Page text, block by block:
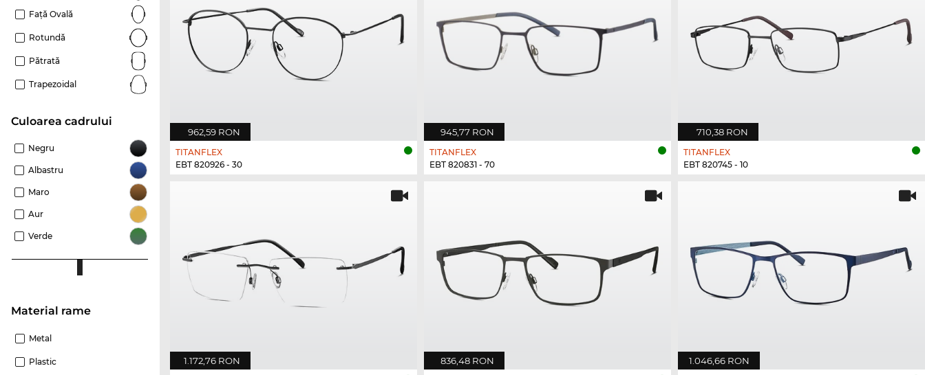
Față Ovală
Rotundă
Pătrată
Trapezoidal
Culoarea cadrului
Negru
Albastru
Maro
Aur
Verde
Material rame
Metal
Plastic
962,59 RON
TITANFLEX
EBT 820926 - 30
945,77 RON
TITANFLEX
EBT 820831 - 70
710,38 RON
TITANFLEX
EBT 820745 - 10
1.172,76 RON 836,48 RON 1.046,66 RON